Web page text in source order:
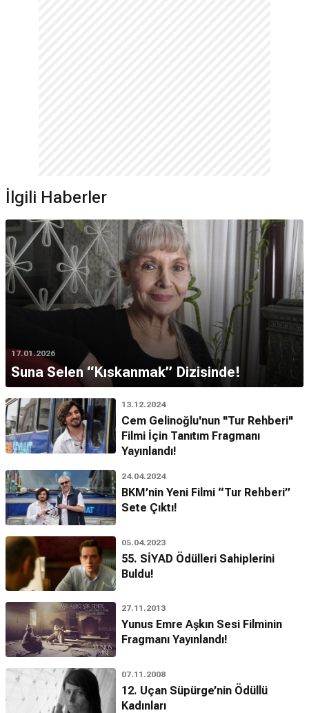
İlgili Haberler
17.01.2026
Suna Selen “Kıskanmak” Dizisinde!
13.12.2024
Cem Gelinoğlu'nun "Tur Rehberi"
Filmi İçin Tanıtım Fragmanı
Yayınlandı!
24.04.2024
BKM’nin Yeni Filmi “Tur Rehberi”
Sete Çıktı!
05.04.2023
55. SİYAD Ödülleri Sahiplerini
Buldu!
27.11.2013
Yunus Emre Aşkın Sesi Filminin
Fragmanı Yayınlandı!
07.11.2008
12. Uçan Süpürge’nin Ödüllü
Kadınları